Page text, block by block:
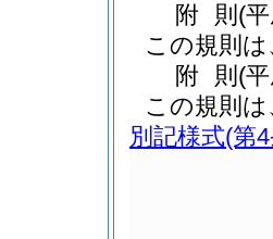
附 則 (
この規則
附 則 (
この規則
別記様式(第